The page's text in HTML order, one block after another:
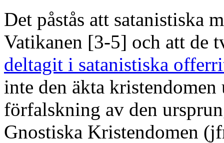
Det påstås att satanistiska
Vatikanen [3-5] och att de
deltagit i satanistiska
inte den äkta
förfalskning av den
Gnostiska Kristendomen